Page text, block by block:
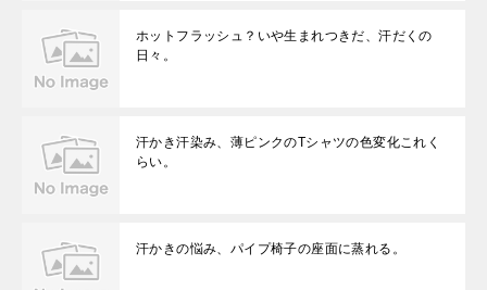
ホットフラッシュ？いや生まれつきだ、汗だくの
日々。
汗かき汗染み、薄ピンクのTシャツの色変化これく
らい。
汗かきの悩み、パイプ椅子の座面に蒸れる。